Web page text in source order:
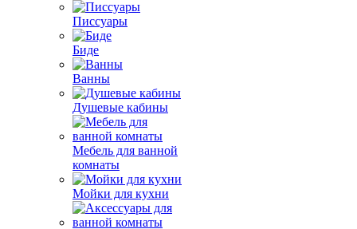
Писсуары
Биде
Ванны
Душевые кабины
Мебель для ванной
комнаты
Мойки для кухни